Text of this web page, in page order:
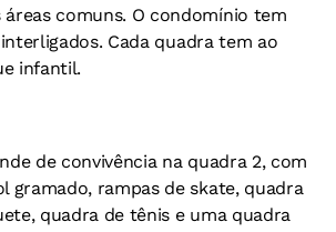
comuns. O condomínio tem
Cada quadra tem ao
infantil.
de convivência na quadra 2, com
gramado, rampas de skate, quadra
quadra de tênis e uma quadra